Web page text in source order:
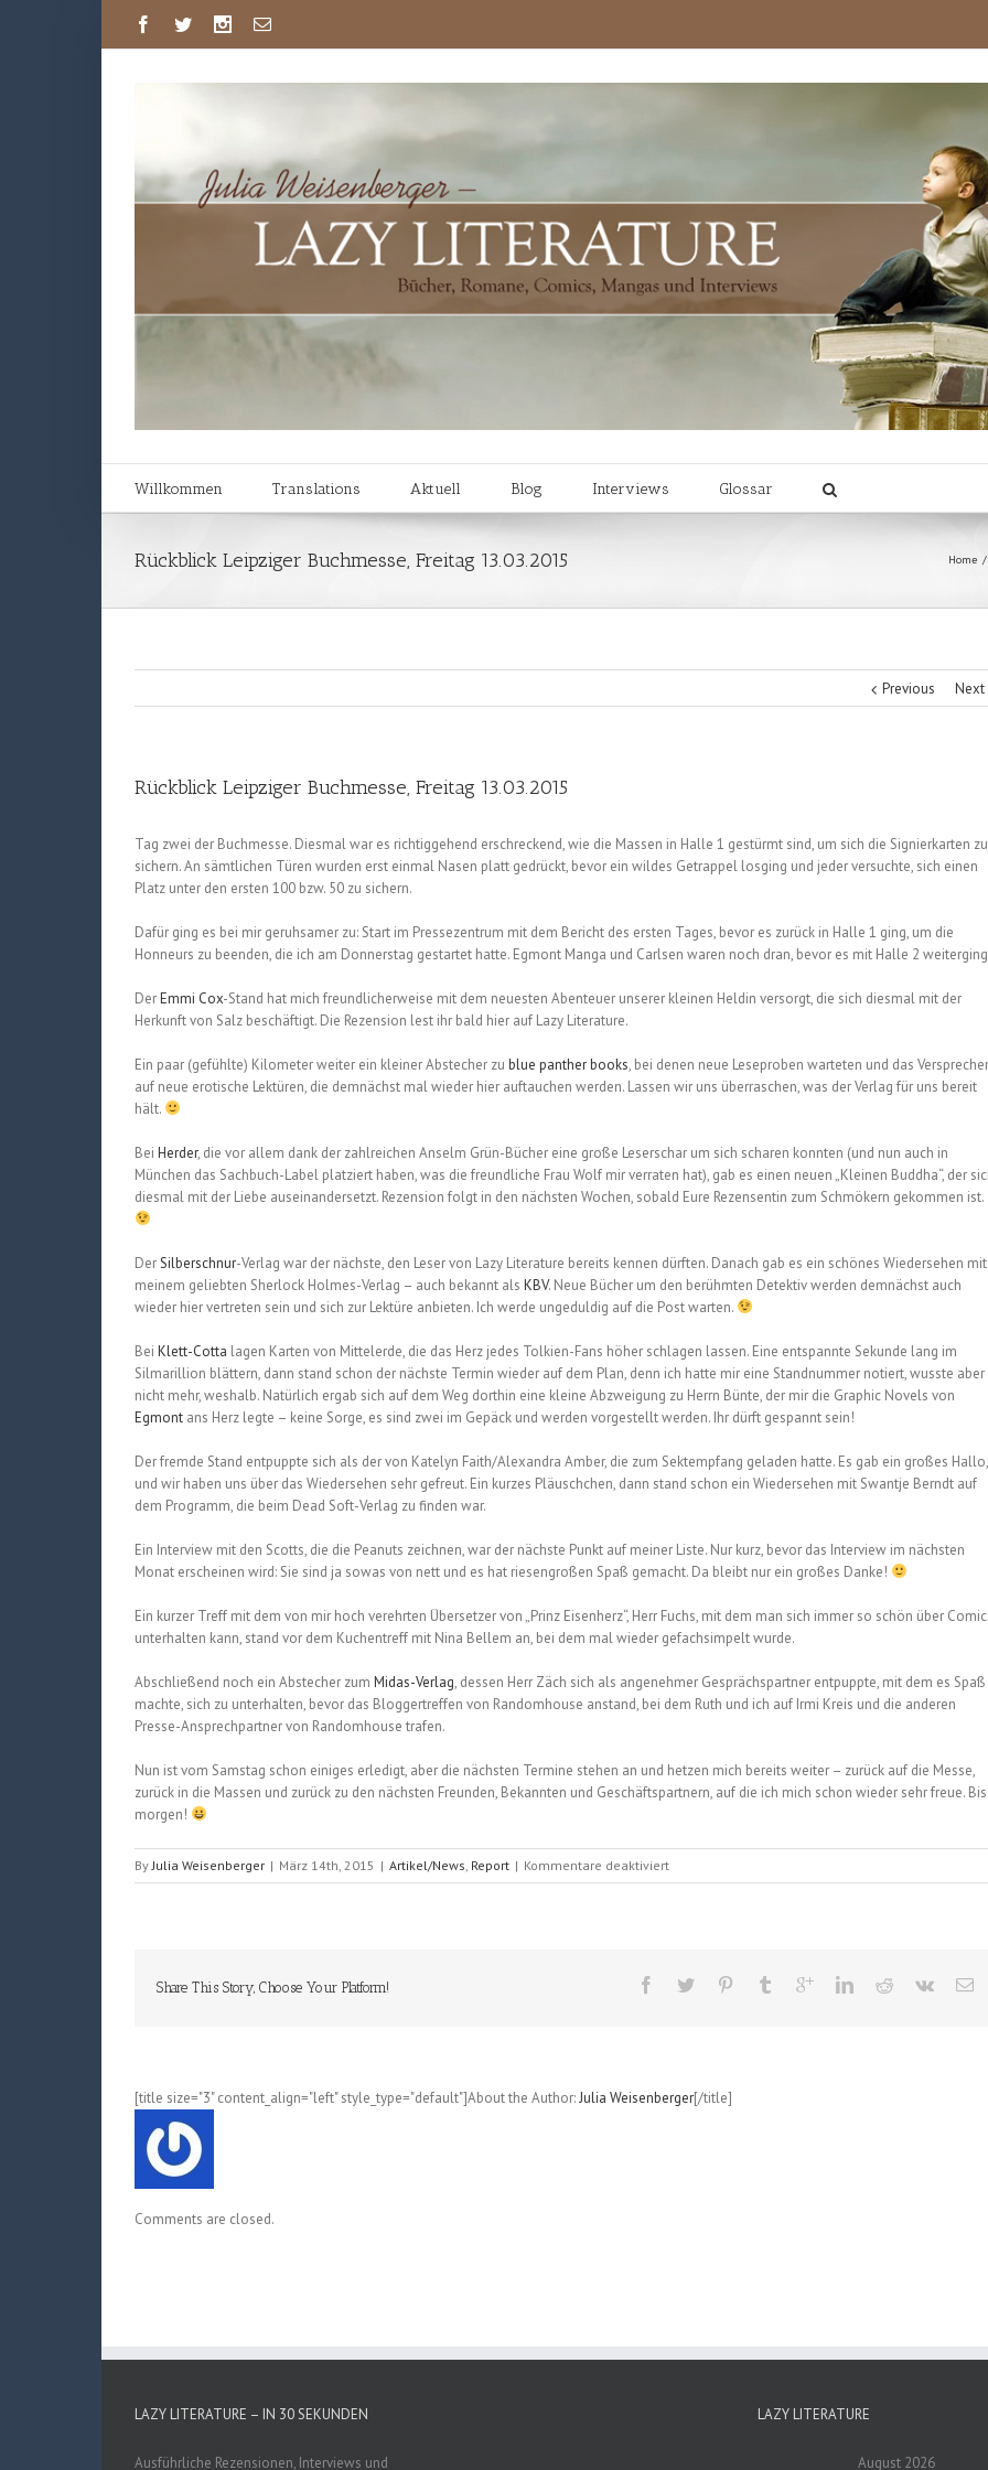
Willkommen Translations Aktuell Blog Interviews Glossar
Rückblick Leipziger Buchmesse, Freitag 13.03.2015 Home /
Previous Next
Rückblick Leipziger Buchmesse, Freitag 13.03.2015
Tag zwei der Buchmesse. Diesmal war es richtiggehend erschreckend, wie die Massen in Halle 1 gestürmt sind, um sich die Signierkarten zu
sichern.An sämtlichen Türen wurden erst einmal Nasen platt gedrückt, bevor ein wildes Getrappel losging und jeder versuchte, sich einen
Platz unter den ersten 100 bzw. 50 zu sichern.
Dafür ging es bei mir geruhsamer zu: Start im Pressezentrum mit dem Bericht des ersten Tages, bevor es zurück in Halle 1 ging, um die
Honneurs zu beenden, die ich am Donnerstag gestartet hatte. Egmont Manga und Carlsen waren noch dran, bevor es mit Halle 2
DerEmmi Cox-Stand hat mich freundlicherweise mit dem neuesten Abenteuer unserer kleinen Heldin versorgt, die sich diesmal mit der
Herkunft von Salz beschäftigt. Die Rezension lest ihr bald hier auf Lazy Literature.
Ein paar (gefühlte) Kilometer weiter ein kleiner Abstecher zu blue panther books, bei denen neue Leseproben warteten und das
auf neue erotische Lektüren, die demnächst mal wieder hier auftauchen werden. Lassen wir uns überraschen, was der Verlag für uns bereit
hält.
Bei Herder, die vor allem dank der zahlreichen Anselm Grün-Bücher eine große Leserschar um sich scharen konnten (und nun auch in
München das Sachbuch-Label platziert haben, was die freundliche Frau Wolf mir verraten hat), gab es einen neuen „Kleinen Buddha“, der
diesmal mit der Liebe auseinandersetzt. Rezension folgt in den nächsten Wochen, sobald Eure Rezensentin zum Schmökern gekommen ist.
DerSilberschnur-Verlag war der nächste, den Leser von Lazy Literature bereits kennen dürften. Danach gab es ein schönes Wiedersehen mit
meinem geliebten Sherlock Holmes-Verlag – auch bekannt als KBV. Neue Bücher um den berühmten Detektiv werden demnächst auch
wieder hier vertreten sein und sich zur Lektüre anbieten. Ich werde ungeduldig auf die Post warten.
Bei Klett-Cotta lagen Karten von Mittelerde, die das Herz jedes Tolkien-Fans höher schlagen lassen. Eine entspannte Sekunde lang im
Silmarillion blättern, dann stand schon der nächste Termin wieder auf dem Plan, denn ich hatte mir eine Standnummer notiert, wusste aber
nicht mehr, weshalb. Natürlich ergab sich auf dem Weg dorthin eine kleine Abzweigung zu Herrn Bünte, der mir die Graphic Novels von
Egmont ans Herz legte – keine Sorge, es sind zwei im Gepäck und werden vorgestellt werden. Ihr dürft gespannt sein!
Der fremde Stand entpuppte sich als der von Katelyn Faith/Alexandra Amber, die zum Sektempfang geladen hatte. Es gab ein großes Hallo,
und wir haben uns über das Wiedersehen sehr gefreut. Ein kurzes Pläuschchen, dann stand schon ein Wiedersehen mit Swantje Berndt auf
dem Programm, die beim Dead Soft-Verlag zu finden war.
Ein Interview mit den Scotts, die die Peanuts zeichnen, war der nächste Punkt auf meiner Liste. Nur kurz, bevor das Interview im nächsten
Monat erscheinen wird: Sie sind ja sowas von nett und es hat riesengroßen Spaß gemacht. Da bleibt nur ein großes Danke!
Ein kurzer Treff mit dem von mir hoch verehrten Übersetzer von „Prinz Eisenherz“, Herr Fuchs, mit dem man sich immer so schön über
unterhalten kann, stand vor dem Kuchentreff mit Nina Bellem an, bei dem mal wieder gefachsimpelt wurde.
Abschließend noch ein Abstecher zum Midas-Verlag, dessen Herr Zäch sich als angenehmer Gesprächspartner entpuppte, mit dem es Spaß
machte, sich zu unterhalten, bevor das Bloggertreffen von Randomhouse anstand, bei dem Ruth und ich auf Irmi Kreis und die anderen
Presse-Ansprechpartner von Randomhouse trafen.
Nun ist vom Samstag schon einiges erledigt, aber die nächsten Termine stehen an und hetzen mich bereits weiter – zurück auf die Messe,
zurück in die Massen und zurück zu den nächsten Freunden, Bekannten und Geschäftspartnern, auf die ich mich schon wieder sehr freue. Bis
morgen!
By Julia Weisenberger | März 14th, 2015 | Artikel/News Report | Kommentare deaktiviertfür
Rückblick
13.03.2015
Share This Story, Choose Your Platform!
[title size="3" content_align="left" style_type="default"]About the Author:Julia Weisenberger[/title]
Comments are closed.
LAZY LITERATURE – IN 30 SEKUNDEN
Ausführliche Rezensionen, Interviews und
LAZY LITERATURE
August 2026